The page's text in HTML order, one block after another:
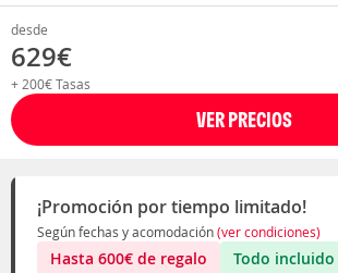
desde
629€
+ 200€ Tasas
VER PRECIOS
¡Promoción por tiempo limitado!
Según fechas y acomodación(ver condiciones)
Hasta 600€ de regalo
Todo